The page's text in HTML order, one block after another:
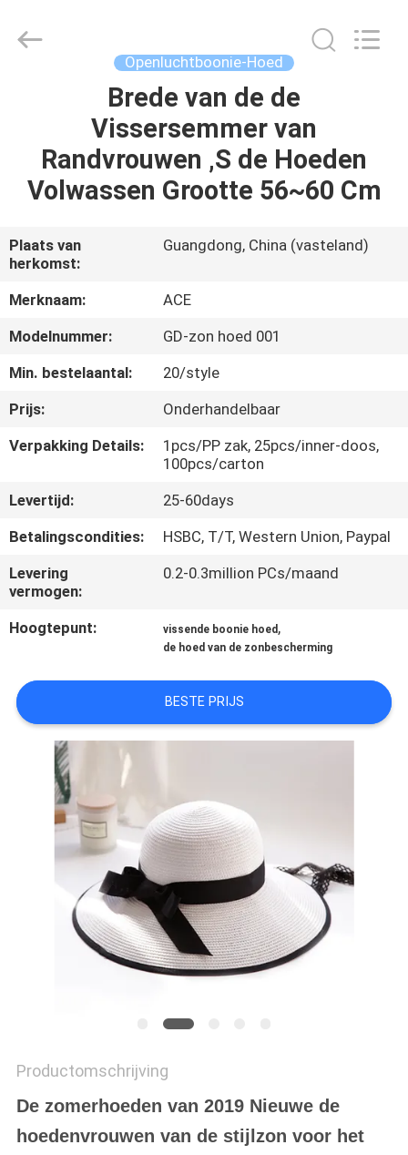
PRODUCTEN
ONS
FABRIEKSREIS
KWALITEITSCONTROLE
CONTACTEER
ONS
NIEUWS
GEVALLEN
SITEMAP
PRIVACY
POLICY
Openluchtboonie-Hoed
Brede van de de
Vissersemmer van
Randvrouwen ‚S de Hoeden
Volwassen Grootte 56~60 Cm
Plaats van
herkomst:
Guangdong, China (vasteland)
Merknaam:
ACE
Modelnummer:
GD-zon hoed 001
Min. bestelaantal:
20/style
Prijs:
Onderhandelbaar
Verpakking Details:
1pcs/PP zak, 25pcs/inner-doos,
100pcs/carton
Levertijd:
25-60days
Betalingscondities:
HSBC, T/T, Western Union, Paypal
Levering
vermogen:
0.2-0.3million PCs/maand
Hoogtepunt: vissende boonie hoed ,
de hoed van de zonbescherming
BESTE PRIJS
Productomschrijving
De zomerhoeden van 2019 Nieuwe de
hoedenvrouwen van de stijlzon voor het